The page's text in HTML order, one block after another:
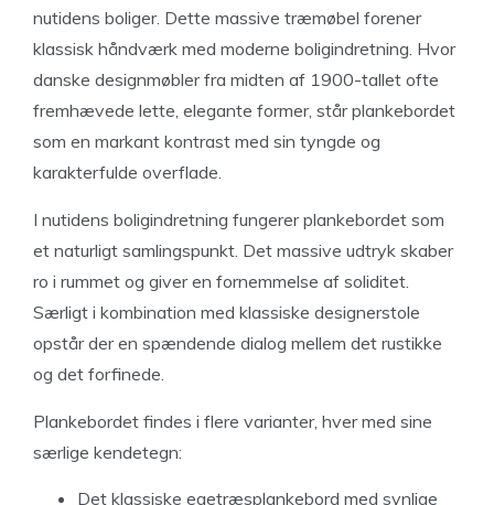
nutidens boliger. Dette massive træmøbel forener
klassisk håndværk med moderne boligindretning. Hvor
danske designmøbler fra midten af 1900-tallet ofte
fremhævede lette, elegante former, står plankebordet
som en markant kontrast med sin tyngde og
karakterfulde overflade.
I nutidens boligindretning fungerer plankebordet som
et naturligt samlingspunkt. Det massive udtryk skaber
ro i rummet og giver en fornemmelse af soliditet.
Særligt i kombination med klassiske designerstole
opstår der en spændende dialog mellem det rustikke
og det forfinede.
Plankebordet findes i flere varianter, hver med sine
særlige kendetegn:
Det klassiske egetræsplankebord med synlige